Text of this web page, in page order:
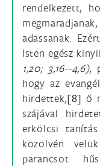
rendelkezett,
adassanak.
Isten egész
1,20; 3,16--4,6),
hogy az
hirdettek,[8] ő
szájával
erkölcsi
közölvén
parancsot